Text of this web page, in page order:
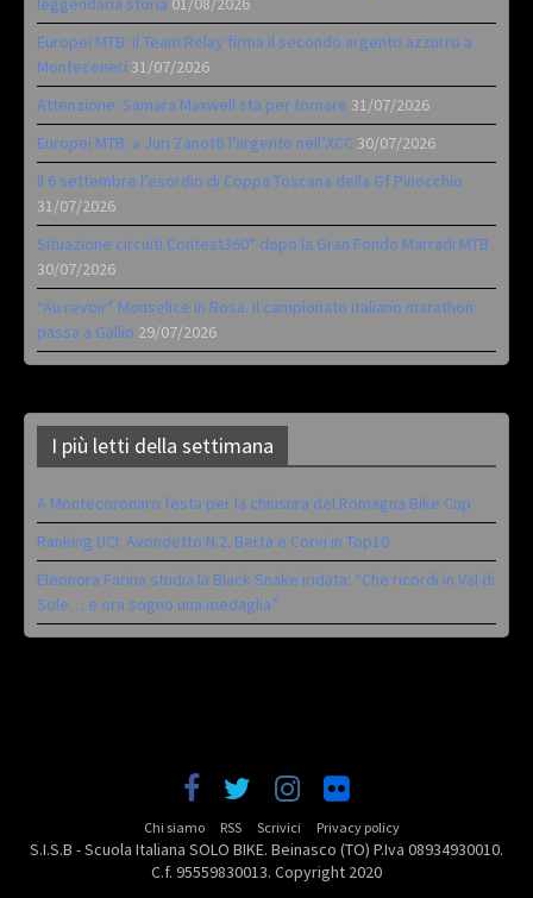
Europei MTB: il Team Relay firma il secondo argento azzurro a
Monteceneri 31/07/2026
Attenzione: Samara Maxwell sta per tornare 31/07/2026
Europei MTB: a Juri Zanotti l’argento nell’XCC 30/07/2026
Il 6 settembre l’esordio di Coppa Toscana della Gf Pinocchio
31/07/2026
Situazione circuiti Contest360° dopo la Gran Fondo Marradi MTB
30/07/2026
“Au revoir” Monselice in Rosa. Il campionato italiano marathon
passa a Gallio 29/07/2026
I più letti della settimana
A Montecoronaro festa per la chiusura del Romagna Bike Cup
Ranking UCI: Avondetto N.2. Berta e Corvi in Top10
Eleonora Farina studia la Black Snake iridata: “Che ricordi in Val di
Sole… e ora sogno una medaglia”
Chi siamo RSS Scrivici Privacy policy
S.I.S.B - Scuola Italiana SOLO BIKE. Beinasco (TO) P.Iva 08934930010.
C.f. 95559830013. Copyright 2020